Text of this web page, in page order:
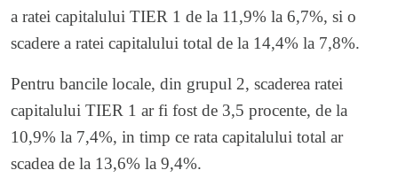
a ratei capitalului TIER 1 de la 11,9% la 6,7%, si o
scadere a ratei capitalului total de la 14,4% la 7,8%.
Pentru bancile locale, din grupul 2, scaderea ratei
capitalului TIER 1 ar fi fost de 3,5 procente, de la
10,9% la 7,4%, in timp ce rata capitalului total ar
scadea de la 13,6% la 9,4%.